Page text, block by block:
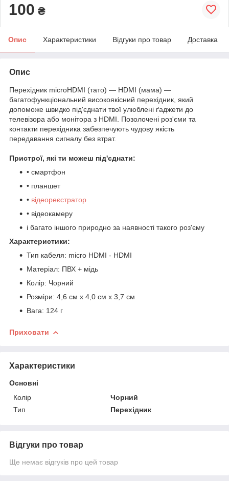
100 ₴
Опис Характеристики Відгуки про товар Доставка
Опис
Перехідник microHDMI (тато) — HDMI (мама) —
багатофункціональний високоякісний перехідник, який
допоможе швидко під'єднати твої улюблені ґаджети до
телевізора або монітора з HDMI. Позолочені роз'єми та
контакти перехідника забезпечують чудову якість
передавання сигналу без втрат.
Пристрої, які ти можеш під'єднати:
• смартфон
• планшет
• відеореєстратор
• відеокамеру
і багато іншого природно за наявності такого роз'єму
Характеристики:
Тип кабеля: micro HDMI - HDMI
Матеріал: ПВХ + мідь
Колір: Чорний
Розміри: 4,6 см х 4,0 см х 3,7 см
Вага: 124 г
Приховати
Характеристики
Основні
Колір
Чорний
Тип
Перехідник
Відгуки про товар
Ще немає відгуків про цей товар